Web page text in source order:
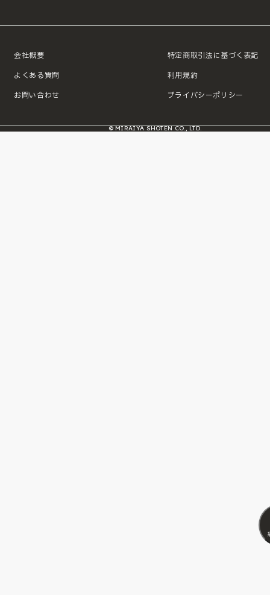
会社概要
よくある質問
お問い合わせ
特定商取引法に基づく表記
利用規約
プライバシーポリシー
© MIRAIYA SHOTEN CO., LTD.